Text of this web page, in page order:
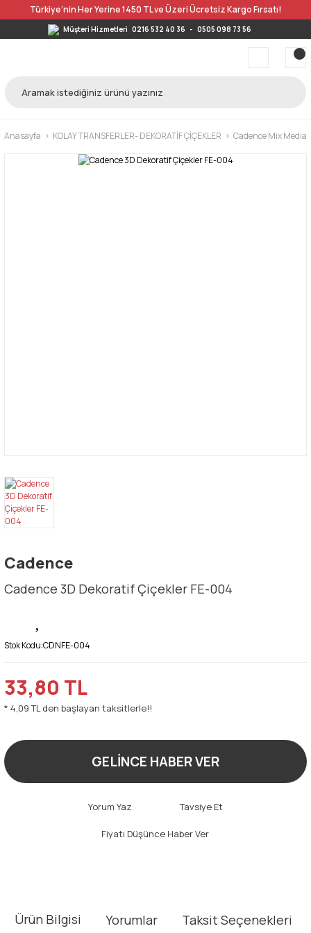
Türkiye’nin Her Yerine 1450 TL ve Üzeri Ücretsiz Kargo Fırsatı!
Müşteri Hizmetleri 0216 532 40 36 - 0505 098 73 56
Anasayfa KOLAY TRANSFERLER- DEKORATİF ÇİÇEKLER Cadence Mix Media
Cadence
Cadence 3D Dekoratif Çiçekler FE-004
Stok Kodu:CDNFE-004
33,80 TL
* 4,09 TL den başlayan taksitlerle!!
GELİNCE HABER VER
Yorum Yaz Tavsiye Et
Fiyatı Düşünce Haber Ver
Ürün Bilgisi Yorumlar Taksit Seçenekleri